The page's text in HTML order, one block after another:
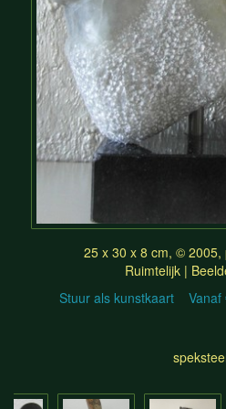
25 x 30 x 8 cm, © 2005,
Ruimtelijk |
Stuur als kunstkaart Vanaf